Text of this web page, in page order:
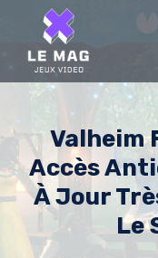
content
Valheim
Accès
À Jour
Le